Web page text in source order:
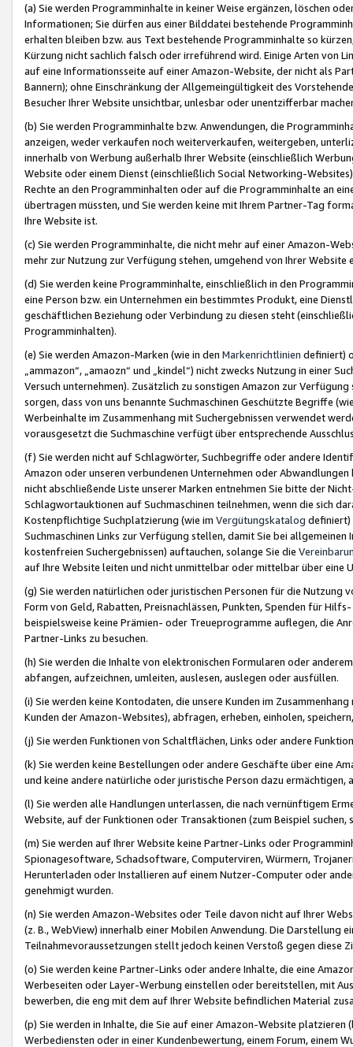
(a) Sie werden Programminhalte in keiner Weise ergänzen, löschen
Informationen; Sie dürfen aus einer Bilddatei bestehende
erhalten bleiben bzw. aus Text bestehende Programminhalte so
Kürzung nicht sachlich falsch oder irreführend wird. Einige Arten von
auf eine Informationsseite auf einer Amazon-Website, der nicht als
Bannern); ohne Einschränkung der Allgemeingültigkeit des
Besucher Ihrer Website unsichtbar, unlesbar oder unentzifferbar
(b) Sie werden Programminhalte bzw. Anwendungen, die
anzeigen, weder verkaufen noch weiterverkaufen, weitergeben,
innerhalb von Werbung außerhalb Ihrer Website (einschließlich
Website oder einem Dienst (einschließlich Social Networking-
Rechte an den Programminhalten oder auf die Programminhalte an
übertragen müssten, und Sie werden keine mit Ihrem Partner-Tag
Ihre Website ist.
(c) Sie werden Programminhalte, die nicht mehr auf einer Amazon-
mehr zur Nutzung zur Verfügung stehen, umgehend von Ihrer
(d) Sie werden keine Programminhalte, einschließlich in den
eine Person bzw. ein Unternehmen ein bestimmtes Produkt, eine
geschäftlichen Beziehung oder Verbindung zu diesen steht
Programminhalten).
(e) Sie werden Amazon-Marken (wie in den Markenrichtlinien definiert)
„ammazon“, „amaozn“ und „kindel“) nicht zwecks Nutzung in einer
Versuch unternehmen). Zusätzlich zu sonstigen Amazon zur
sorgen, dass von uns benannte Suchmaschinen Geschützte Begriffe
Werbeinhalte im Zusammenhang mit Suchergebnissen verwendet
vorausgesetzt die Suchmaschine verfügt über entsprechende
(f) Sie werden nicht auf Schlagwörter, Suchbegriffe oder andere
Amazon oder unseren verbundenen Unternehmen oder
nicht abschließende Liste unserer Marken entnehmen Sie bitte der
Schlagwortauktionen auf Suchmaschinen teilnehmen, wenn die sich
Kostenpflichtige Suchplatzierung (wie im Vergütungskatalog definiert)
Suchmaschinen Links zur Verfügung stellen, damit Sie bei
kostenfreien Suchergebnissen) auftauchen, solange Sie die
auf Ihre Website leiten und nicht unmittelbar oder mittelbar über eine
(g) Sie werden natürlichen oder juristischen Personen für die Nutzung
Form von Geld, Rabatten, Preisnachlässen, Punkten, Spenden für
beispielsweise keine Prämien- oder Treueprogramme auflegen, die
Partner-Links zu besuchen.
(h) Sie werden die Inhalte von elektronischen Formularen oder
abfangen, aufzeichnen, umleiten, auslesen, auslegen oder ausfüllen.
(i) Sie werden keine Kontodaten, die unsere Kunden im
Kunden der Amazon-Websites), abfragen, erheben, einholen,
(j) Sie werden Funktionen von Schaltflächen, Links oder andere
(k) Sie werden keine Bestellungen oder andere Geschäfte über eine
und keine andere natürliche oder juristische Person dazu
(l) Sie werden alle Handlungen unterlassen, die nach vernünftigem
Website, auf der Funktionen oder Transaktionen (zum Beispiel
(m) Sie werden auf Ihrer Website keine Partner-Links oder
Spionagesoftware, Schadsoftware, Computerviren, Würmern,
Herunterladen oder Installieren auf einem Nutzer-Computer oder
genehmigt wurden.
(n) Sie werden Amazon-Websites oder Teile davon nicht auf Ihrer
(z. B., WebView) innerhalb einer Mobilen Anwendung. Die Darstellung
Teilnahmevoraussetzungen stellt jedoch keinen Verstoß gegen diese
(o) Sie werden keine Partner-Links oder andere Inhalte, die eine
Werbeseiten oder Layer-Werbung einstellen oder bereitstellen, mit
bewerben, die eng mit dem auf Ihrer Website befindlichen Material
(p) Sie werden in Inhalte, die Sie auf einer Amazon-Website
Werbediensten oder in einer Kundenbewertung, einem Forum, einem